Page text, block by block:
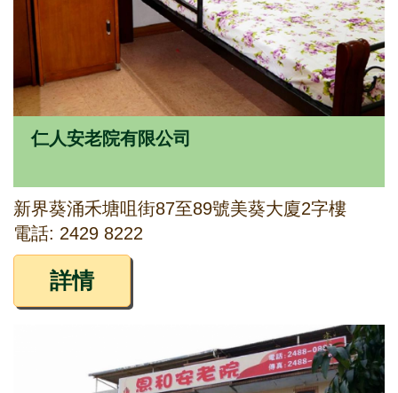
仁人安老院有限公司
新界葵涌禾塘咀街87至89號美葵大廈2字樓
電話: 2429 8222
詳情